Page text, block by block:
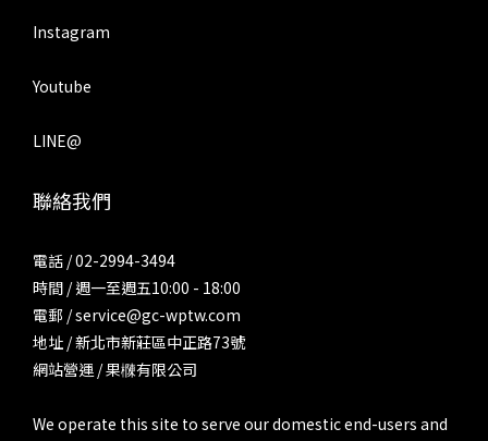
Instagram
Youtube
LINE@
聯絡我們
電話 / 02-2994-3494
時間 / 週一至週五10:00 - 18:00
電郵 / service@gc-wptw.com
地址 / 新北市新莊區中正路73號
網站營運 / 果樄有限公司
We operate this site to serve our domestic end-users and